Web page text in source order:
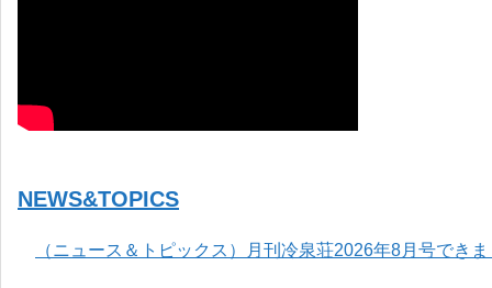
NEWS&TOPICS
（ニュース＆トピックス）月刊冷泉荘2026年8月号でき